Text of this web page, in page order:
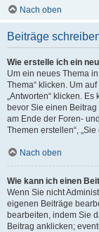
Nach oben
Beiträge
Wie erstelle ich ein
Um ein neues Thema
Thema“ klicken. Um
„Antworten“ klicken.
bevor Sie einen
am Ende der Foren-
Themen erstellen“,
Nach oben
Wie kann ich einen
Wenn Sie nicht
eigenen Beiträge
bearbeiten, indem Sie
Beitrag anklicken;